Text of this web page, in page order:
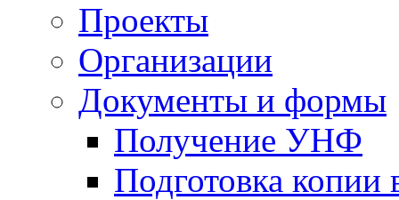
Проекты
Организации
Документы и формы
Получение УНФ
Подготовка копии